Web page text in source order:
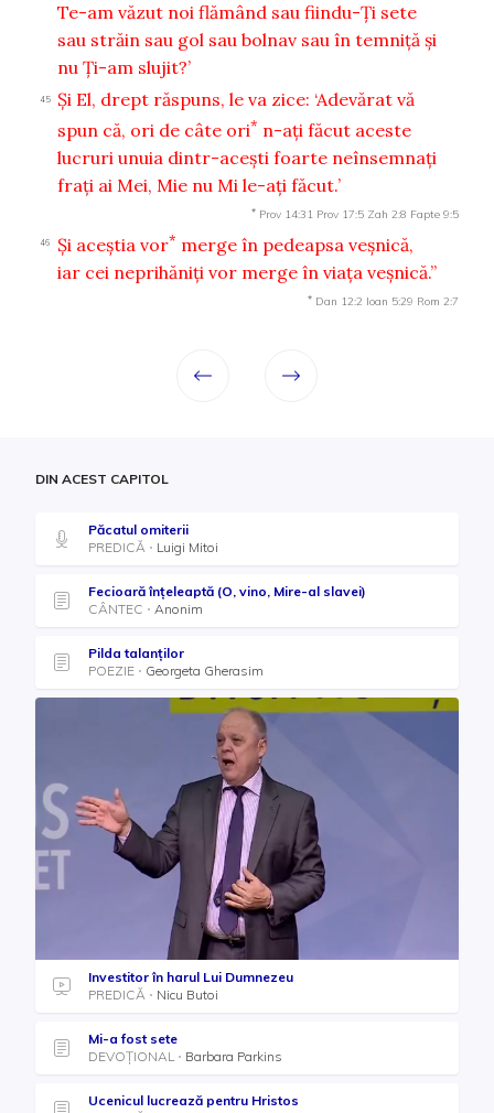
Te-am văzut noi flămând sau fiindu-Ţi sete
sau străin sau gol sau bolnav sau în temniţă şi
nu Ţi-am slujit?’
45
Şi El, drept răspuns, le va zice: ‘Adevărat vă
spun că, ori de câte ori* n-aţi făcut aceste
lucruri unuia dintr-aceşti foarte neînsemnaţi
fraţi ai Mei, Mie nu Mi le-aţi făcut.’
* Prov 14:31 Prov 17:5 Zah 2:8 Fapte 9:5
46 Şi aceştia vor* merge în pedeapsa veşnică,
iar cei neprihăniţi vor merge în viaţa veşnică.”
* Dan 12:2 Ioan 5:29 Rom 2:7
DIN ACEST CAPITOL
Păcatul omiterii
PREDICĂ
Luigi Mitoi
Fecioară înțeleaptă (O, vino, Mire-al slavei)
CÂNTEC
Anonim
Pilda talanților
POEZIE
Georgeta Gherasim
Investitor în harul Lui Dumnezeu
PREDICĂ
Nicu Butoi
Mi-a fost sete
DEVOȚIONAL
Barbara Parkins
Ucenicul lucrează pentru Hristos